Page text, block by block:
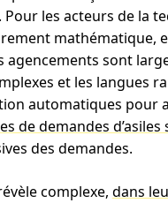
les acteurs de la
mathématique,
sont
et les langues
automatiques pour
de demandes d’asiles
des demandes.
complexe, dans